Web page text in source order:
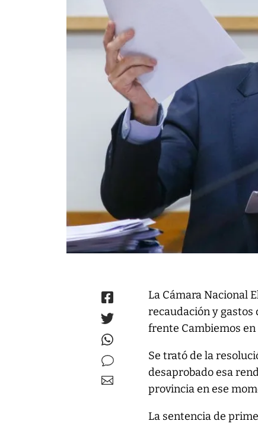
La Cámara Nacional
recaudación y gastos
frente Cambiemos
Se trató de la
desaprobado esa
provincia en ese
La sentencia de